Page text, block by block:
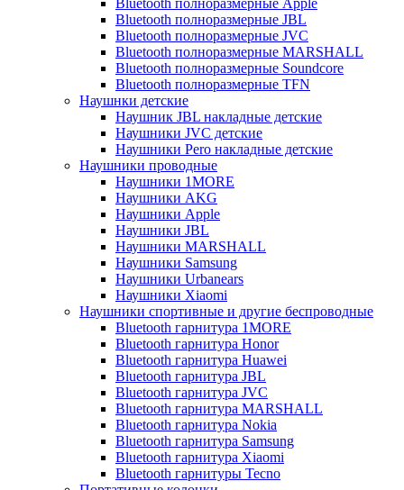
Bluetooth полноразмерные Apple
Bluetooth полноразмерные JBL
Bluetooth полноразмерные JVC
Bluetooth полноразмерные MARSHALL
Bluetooth полноразмерные Soundcore
Bluetooth полноразмерные TFN
Наушнки детские
Наушник JBL накладные детские
Наушники JVC детские
Наушники Pero накладные детские
Наушники проводные
Наушники 1MORE
Наушники AKG
Наушники Apple
Наушники JBL
Наушники MARSHALL
Наушники Samsung
Наушники Urbanears
Наушники Xiaomi
Наушники спортивные и другие беспроводные
Bluetooth гарнитура 1MORE
Bluetooth гарнитура Honor
Bluetooth гарнитура Huawei
Bluetooth гарнитура JBL
Bluetooth гарнитура JVC
Bluetooth гарнитура MARSHALL
Bluetooth гарнитура Nokia
Bluetooth гарнитура Samsung
Bluetooth гарнитура Xiaomi
Bluetooth гарнитуры Tecno